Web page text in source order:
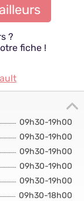
?
fiche !
09h30-19h00
09h30-19h00
09h30-19h00
09h30-19h00
09h30-19h00
09h30-18h00